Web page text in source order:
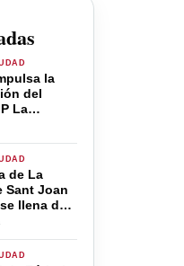
la
del
La
Fenollar
de euros
de La
Sant Joan
llena de
gran
y